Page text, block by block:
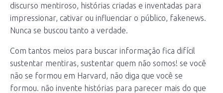
discurso mentiroso, histórias criadas e inventadas para
impressionar, cativar ou influenciar o público, fakenews.
Nunca se buscou tanto a verdade.
Com tantos meios para buscar informação fica difícil
sustentar mentiras, sustentar quem não somos! se você
não se formou em Harvard, não diga que você se
formou. não invente histórias para parecer mais do que